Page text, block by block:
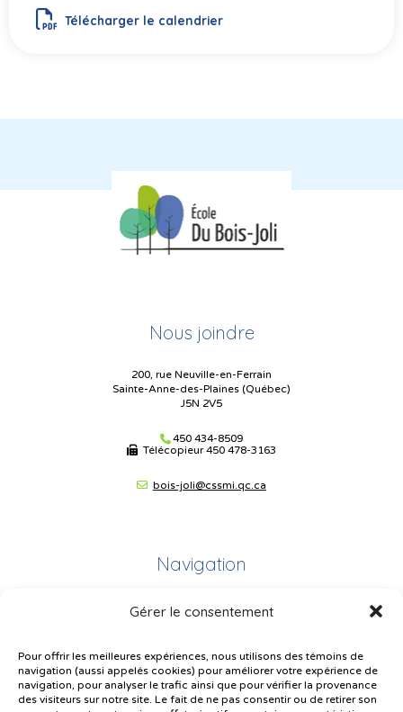
Gérer le consentement
Pour offrir les meilleures expériences, nous utilisons des témoins de
navigation (aussi appelés cookies) pour améliorer votre expérience de
navigation, pour analyser le trafic ainsi que pour vérifier la provenance
des visiteurs sur notre site. Le fait de ne pas consentir ou de retirer son
Télécharger le calendrier
Nous joindre
200, rue Neuville-en-Ferrain
Sainte-Anne-des-Plaines (Québec)
J5N 2V5
450 434-8509
Télécopieur450 478-3163
bois-joli@cssmi.qc.ca
Navigation
Plan du site
Plainte – service à l’élève
Politique de confidentialité